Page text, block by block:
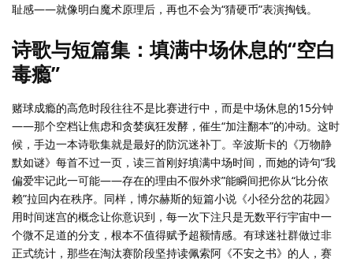
耻感——就像明白魔术原理后，再也不会为“猜硬币”表演掏钱。
诗歌与短篇集：填满中场休息的“空白
毒瘾”
赌球成瘾的高危时段往往不是比赛进行中，而是中场休息的15分钟
——那个空档让焦虑和贪婪疯狂发酵，催生“加注翻本”的冲动。这时
候，手边一本诗歌集就是最好的防沉迷补丁。辛波斯卡的《万物静
默如谜》每首不过一页，读三首刚好填满中场时间，而她的诗句“我
偏爱牢记此一可能——存在的理由不假外求”能瞬间把你从“比分依
赖”拉回内在秩序。同样，博尔赫斯的短篇小说《小径分岔的花园》
用时间迷宫的概念让你意识到，每一次下注只是无数平行宇宙中一
个微不足道的分支，根本不值得赋予超额情感。有球迷社群做过非
正式统计，那些在淘汰赛阶段坚持读佩索阿《不安之书》的人，赛